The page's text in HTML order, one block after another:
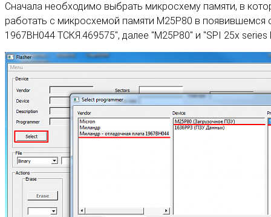
Сначала необходимо выбрать микросхему памяти, в
работать с микросхемой памяти M25P80 в появившемся
1967ВН044 ТСКЯ.469575", далее "M25P80" и "SPI 25x